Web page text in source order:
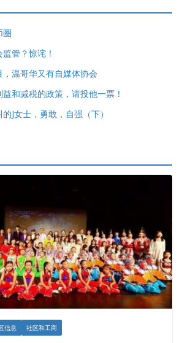
圈
管？惊诧！
温哥华又有自媒体协会
和减税的政策，请投他一票！
J女士，勇敢，自强（下）
信息 社区和工商